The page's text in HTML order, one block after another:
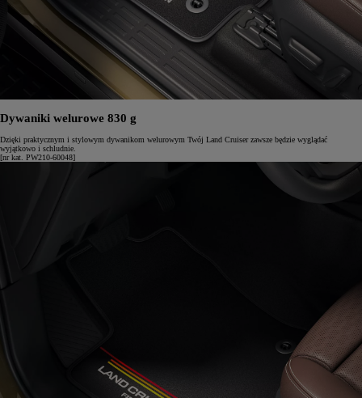
Dywaniki welurowe 830 g
Dzięki praktycznym i stylowym dywanikom welurowym Twój Land Cruiser zawsze będzie wyglądać
wyjątkowo i schludnie.
[nr kat. PW210-60048]